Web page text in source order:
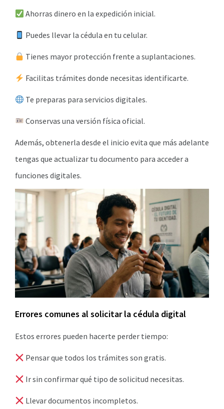
Ahorras dinero en la expedición inicial.
Puedes llevar la cédula en tu celular.
Tienes mayor protección frente a suplantaciones.
Facilitas trámites donde necesitas identificarte.
Te preparas para servicios digitales.
Conservas una versión física oficial.
Además, obtenerla desde el inicio evita que más adelante
tengas que actualizar tu documento para acceder a
funciones digitales.
Errores comunes al solicitar la cédula digital
Estos errores pueden hacerte perder tiempo:
Pensar que todos los trámites son gratis.
Ir sin confirmar qué tipo de solicitud necesitas.
Llevar documentos incompletos.